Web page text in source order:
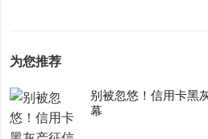
为您推荐
别被忽悠！信用卡黑
幕